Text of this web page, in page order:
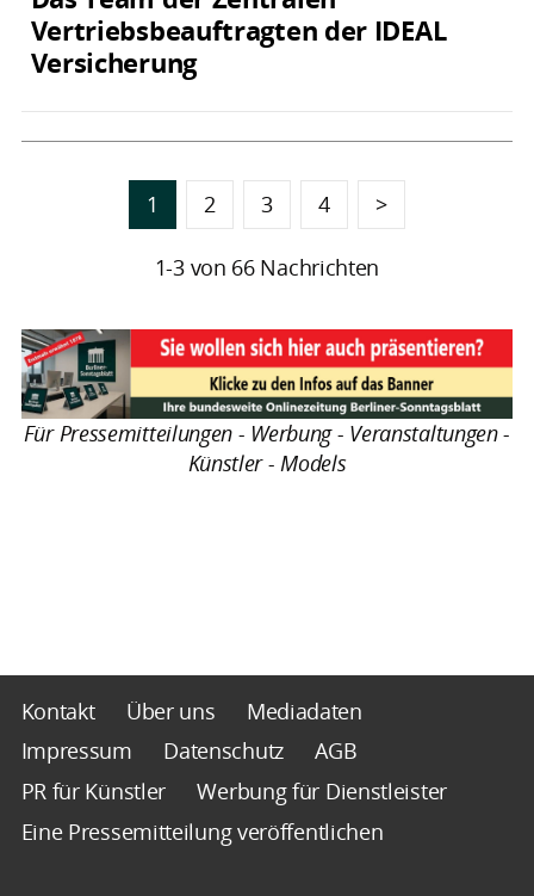
Vertriebsbeauftragten der IDEAL
Versicherung
1 2 3 4 >
1-3 von 66 Nachrichten
Für Pressemitteilungen - Werbung - Veranstaltungen -
Künstler - Models
Kontakt Über uns
Mediadaten
Impressum
Datenschutz
AGB
PR für Künstler
Werbung für Dienstleister
Eine Pressemitteilung veröffentlichen